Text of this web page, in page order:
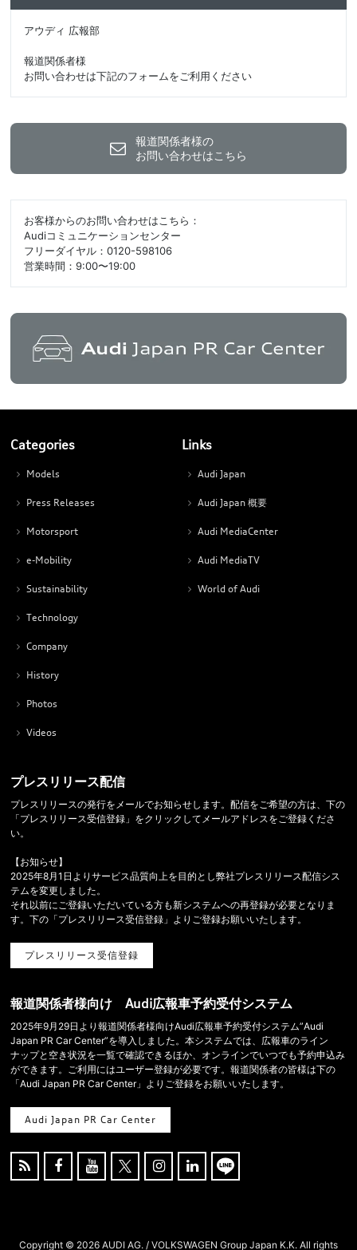
アウディ 広報部
報道関係者様
お問い合わせは下記のフォームをご利用ください
報道関係者様の
お問い合わせはこちら
お客様からのお問い合わせはこちら：
Audiコミュニケーションセンター
フリーダイヤル：0120-598106
営業時間：9:00〜19:00
Categories
Models
Press Releases
Motorsport
e-Mobility
Sustainability
Technology
Company
History
Photos
Videos
Links
Audi Japan
Audi Japan 概要
Audi MediaCenter
Audi MediaTV
World of Audi
プレスリリース配信
プレスリリースの発行をメールでお知らせします。配信をご希望の方は、下の
「プレスリリース受信登録」をクリックしてメールアドレスをご登録くださ
い。
【お知らせ】
2025年8月1日よりサービス品質向上を目的とし弊社プレスリリース配信シス
テムを変更しました。
それ以前にご登録いただいている方も新システムへの再登録が必要となりま
す。下の「プレスリリース受信登録」よりご登録お願いいたします。
プレスリリース受信登録
報道関係者様向け Audi広報車予約受付システム
2025年9月29日より報道関係者様向けAudi広報車予約受付システム”Audi
Japan PR Car Center”を導入しました。本システムでは、広報車のライン
ナップと空き状況を一覧で確認できるほか、オンラインでいつでも予約申込み
ができます。ご利用にはユーザー登録が必要です。報道関係者の皆様は下の
「Audi Japan PR Car Center」よりご登録をお願いいたします。
Audi Japan PR Car Center
    
Copyright © 2026 AUDI AG. / VOLKSWAGEN Group Japan K.K. All rights